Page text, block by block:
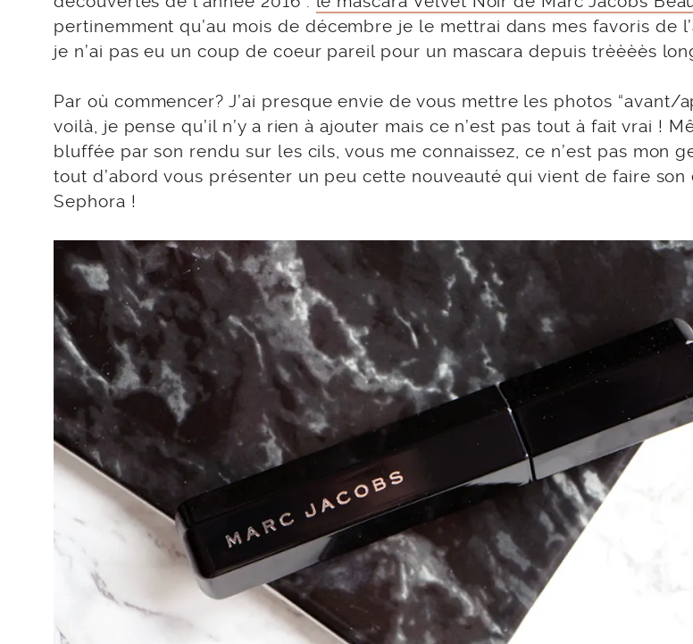
pertinemment qu’au mois de décembre je le mettrai dans mes favoris de
je n’ai pas eu un coup de coeur pareil pour un mascara depuis trèèèès
Par où commencer? J’ai presque envie de vous mettre les photos “avant/
voilà, je pense qu’il n’y a rien à ajouter mais ce n’est pas tout à fait vrai !
bluffée par son rendu sur les cils, vous me connaissez, ce n’est pas mon
tout d’abord vous présenter un peu cette nouveauté qui vient de faire son
Sephora !